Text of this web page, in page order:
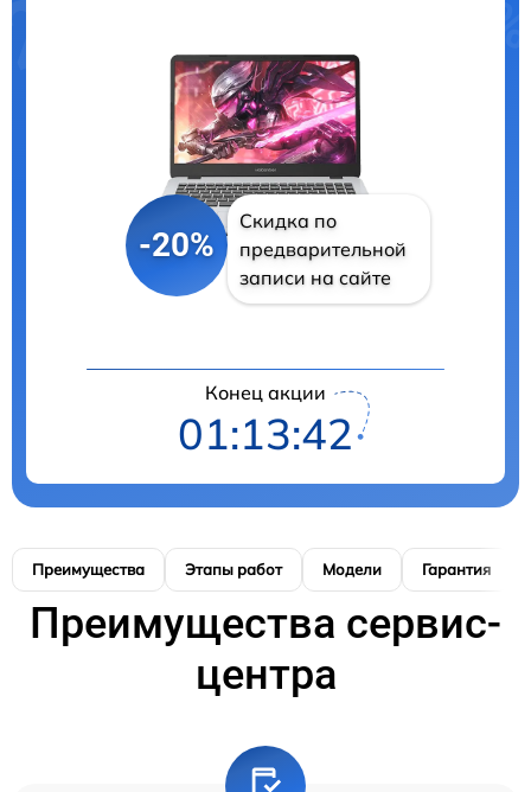
-20%
Скидка по
предварительной
записи на сайте
Конец акции
01:13:42
Преимущества Этапы работ Модели Гарантия
Преимущества сервис-
центра